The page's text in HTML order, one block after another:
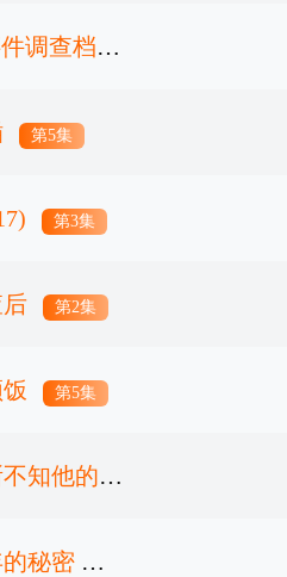
集调查档案
第5集
第3集
第2集
第5集
知他的真
秘密